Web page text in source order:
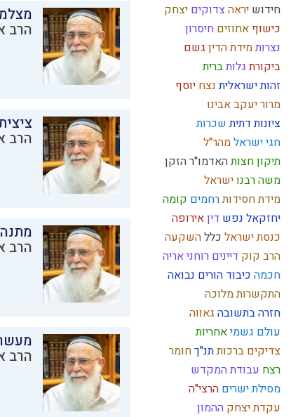
חידוש יראה צדוקים יצחק
כישוף אחוזים חיסרון
נצרותמידת הדין גשם
ביקורתגלותברית
זהות ישראליתנצח יוסף
מרוריעקב אבינו
ציונות דתיתשכרות
חגי ישראלמהר"ל
תיקון חצותהאדמו"ר הזקן
משה רבנוישראל
מידת חסידותרחמים קומה
יחזקאל נפש דיןאירופה
כנסת ישראל כללהשקעה
הרב קוק דיינים רוחניאריה
חכמה כיבוד הורים נבואה
התקשרותמלוכה
חזרה בתשובה גאווה
עולם גשמיאחריות
צדיקים ברכותתנ"ךחומר
רצח עבודת המקדש
מסילת ישרים הרצי"ה
עקדת יצחק ההמון
הרב
הרב
מתנה
הרב
הרב